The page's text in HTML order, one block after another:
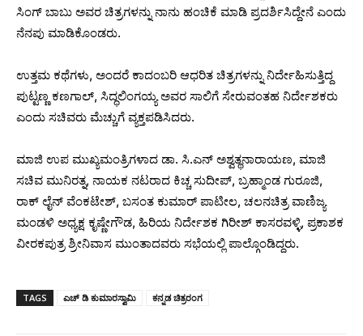
ಸಿಂಗ್ ಬಾಬು ಅವರ ಚಿತ್ರಗಳನ್ನು ನಾನು ಹಂಚಿಕೆ ಮಾಡಿ ಪ್ರದರ್ಶಿಸಿದ್ದೇನೆ ಎಂದು
ನೆನಪು ಮಾಡಿಕೊಂಡರು.
ಉತ್ತಮ ಕಥೆಗಳು, ಅಂದರೆ ಕಾದಂಬರಿ ಆಧರಿತ ಚಿತ್ರಗಳನ್ನು ನಿರ್ದೇಹಿಸುತ್ತಿದ್ದ
ಪುಟ್ಟಣ್ಣ ಕಣಗಾಲ್, ಸಿದ್ಧಲಿಂಗಯ್ಯ ಅವರ ಸಾಲಿಗೆ ಸೇರುವಂತಹ ನಿರ್ದೇಶಕರು
ಎಂದು ಸಚಿವರು ಮೆಚ್ಚುಗೆ ವ್ಯಕ್ತಪಡಿಸಿದರು.
ಮಾಜಿ ಉಪ ಮುಖ್ಯಮಂತ್ರಿಗಳಾದ ಡಾ. ಸಿ.ಎನ್ ಅಶ್ವತ್ಥನಾರಾಯಣ, ಮಾಜಿ
ಸಚಿವ ಮುನಿರತ್ನ, ನಾಯಕ ನಟರಾದ ಕಿಚ್ಚ ಸುದೀಪ್, ಬ್ರಹ್ಮಾಂಡ ಗುರೂಜಿ,
ರಾಕ್ ಲೈನ್ ವೆಂಕಟೇಶ್, ಬಸಂತ ಕುಮಾರ್ ಪಾಟೀಲ, ಚಲನಚಿತ್ರ ವಾಣಿಜ್ಯ
ಮಂಡಳಿ ಅಧ್ಯಕ್ಷ ಕೃಷ್ಣೇಗೌಡ, ಹಿರಿಯ ನಿರ್ದೇಶಕ ಗಿರೀಶ್ ಕಾಸರವಳ್ಳಿ, ಪ್ರಕಾಶಕ
ವೀರಕಪುತ್ರ ಶ್ರೀನಿವಾಸ ಮುಂತಾದವರು ಸಭೆಯಲ್ಲಿ ಪಾಲ್ಗೊಂಡಿದ್ದರು.
TAGS ಎಚ್ ಡಿ ಕುಮಾರಸ್ವಾಮಿ ಕನ್ನಡ ಚಿತ್ರರಂಗ